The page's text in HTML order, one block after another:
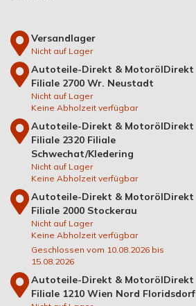
Versandlager
Nicht auf Lager
Autoteile-Direkt & MotorölDirekt
Filiale 2700 Wr. Neustadt
Nicht auf Lager
Keine Abholzeit verfügbar
Autoteile-Direkt & MotorölDirekt
Filiale 2320 Filiale
Schwechat/Kledering
Nicht auf Lager
Keine Abholzeit verfügbar
Autoteile-Direkt & MotorölDirekt
Filiale 2000 Stockerau
Nicht auf Lager
Keine Abholzeit verfügbar
Geschlossen vom 10.08.2026 bis
15.08.2026
Autoteile-Direkt & MotorölDirekt
Filiale 1210 Wien Nord Floridsdorf